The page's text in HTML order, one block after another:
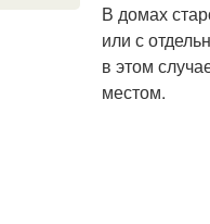
В домах
или с
в этом
местом.